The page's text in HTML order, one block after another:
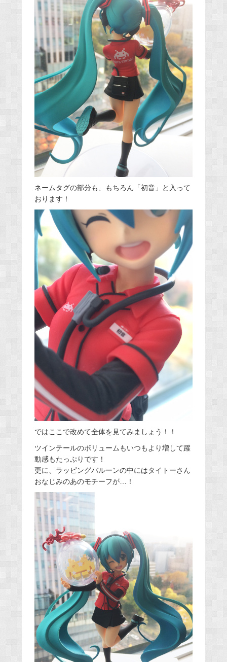
ネームタグの部分も、もちろん「初音」と入って
おります！
ではここで改めて全体を見てみましょう！！
ツインテールのボリュームもいつもより増して躍
動感もたっぷりです！
更に、ラッピングバルーンの中にはタイトーさん
おなじみのあのモチーフが…！